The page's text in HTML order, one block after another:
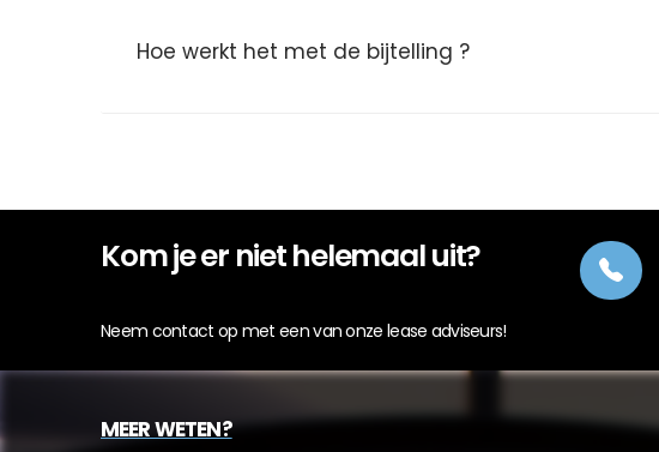
Hoe werkt het met de bijtelling ?
Kom je er niet helemaal uit?
Neem contact op met een van onze lease adviseurs!
MEER WETEN?